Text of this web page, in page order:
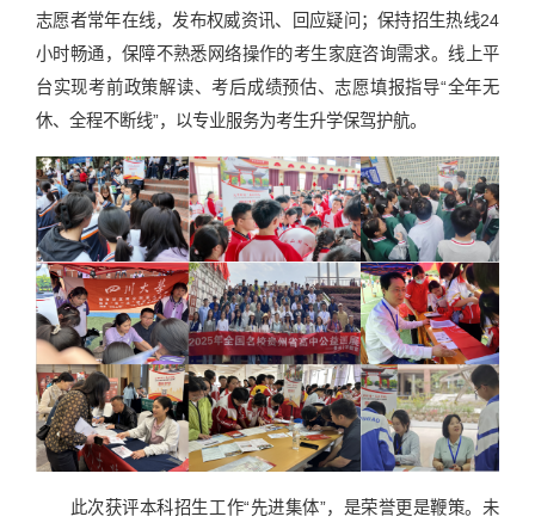
志愿者常年在线，发布权威资讯、回应疑问；保持招生热线24
小时畅通，保障不熟悉网络操作的考生家庭咨询需求。线上平
台实现考前政策解读、考后成绩预估、志愿填报指导“全年无
休、全程不断线”，以专业服务为考生升学保驾护航。
此次获评本科招生工作“先进集体”，是荣誉更是鞭策。未